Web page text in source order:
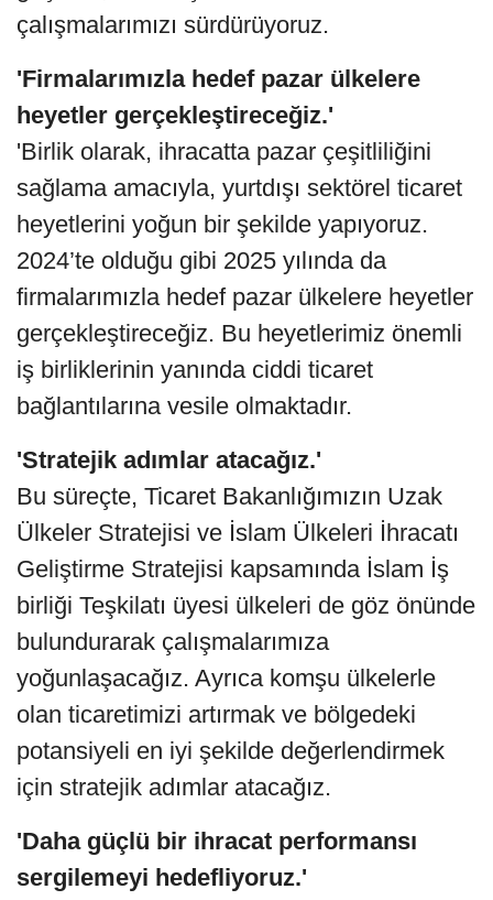
çalışmalarımızı sürdürüyoruz.
'Firmalarımızla hedef pazar ülkelere
heyetler gerçekleştireceğiz.'
'Birlik olarak, ihracatta pazar çeşitliliğini
sağlama amacıyla, yurtdışı sektörel ticaret
heyetlerini yoğun bir şekilde yapıyoruz.
2024’te olduğu gibi 2025 yılında da
firmalarımızla hedef pazar ülkelere heyetler
gerçekleştireceğiz. Bu heyetlerimiz önemli
iş birliklerinin yanında ciddi ticaret
bağlantılarına vesile olmaktadır.
'Stratejik adımlar atacağız.'
Bu süreçte, Ticaret Bakanlığımızın Uzak
Ülkeler Stratejisi ve İslam Ülkeleri İhracatı
Geliştirme Stratejisi kapsamında İslam İş
birliği Teşkilatı üyesi ülkeleri de göz önünde
bulundurarak çalışmalarımıza
yoğunlaşacağız. Ayrıca komşu ülkelerle
olan ticaretimizi artırmak ve bölgedeki
potansiyeli en iyi şekilde değerlendirmek
için stratejik adımlar atacağız.
'Daha güçlü bir ihracat performansı
sergilemeyi hedefliyoruz.'